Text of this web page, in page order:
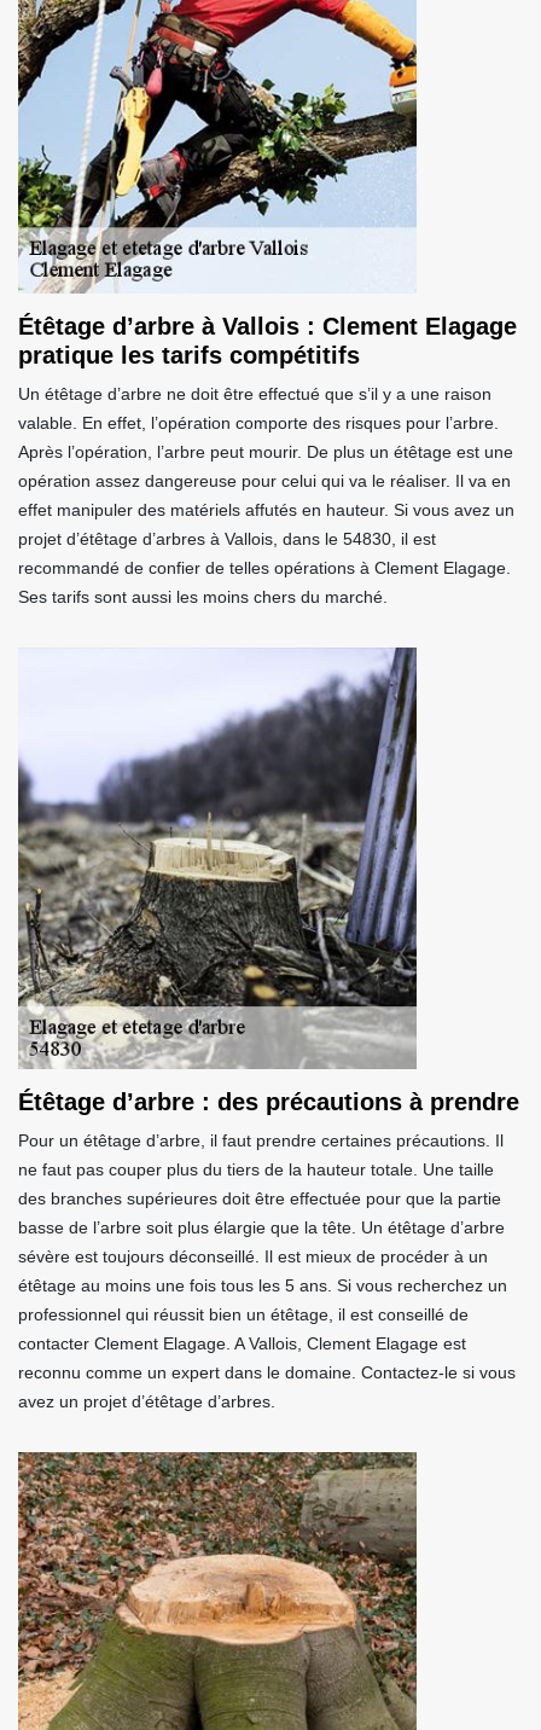
Étêtage d’arbre à Vallois : Clement Elagage
pratique les tarifs compétitifs
Un étêtage d’arbre ne doit être effectué que s’il y a une raison
valable. En effet, l’opération comporte des risques pour l’arbre.
Après l’opération, l’arbre peut mourir. De plus un étêtage est une
opération assez dangereuse pour celui qui va le réaliser. Il va en
effet manipuler des matériels affutés en hauteur. Si vous avez un
projet d’étêtage d’arbres à Vallois, dans le 54830, il est
recommandé de confier de telles opérations à Clement Elagage.
Ses tarifs sont aussi les moins chers du marché.
Étêtage d’arbre : des précautions à prendre
Pour un étêtage d’arbre, il faut prendre certaines précautions. Il
ne faut pas couper plus du tiers de la hauteur totale. Une taille
des branches supérieures doit être effectuée pour que la partie
basse de l’arbre soit plus élargie que la tête. Un étêtage d’arbre
sévère est toujours déconseillé. Il est mieux de procéder à un
étêtage au moins une fois tous les 5 ans. Si vous recherchez un
professionnel qui réussit bien un étêtage, il est conseillé de
contacter Clement Elagage. A Vallois, Clement Elagage est
reconnu comme un expert dans le domaine. Contactez-le si vous
avez un projet d’étêtage d’arbres.